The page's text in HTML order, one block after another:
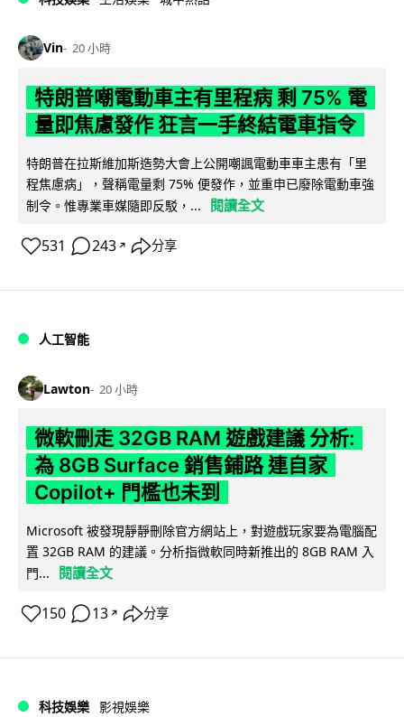
Vin 20 小時
特朗普嘲電動車主有里程病 剩 75% 電
量即焦慮發作 狂言一手終結電車指令
特朗普在拉斯維加斯造勢大會上公開嘲諷電動車車主患有「里
程焦慮病」，聲稱電量剩 75% 便發作，並重申已廢除電動車強
制令。惟專業車媒隨即反駁，...
閱讀全文
531 243 ↗ 分享
人工智能
Lawton 20 小時
微軟刪走 32GB RAM 遊戲建議 分析:
為 8GB Surface 銷售鋪路 連自家
Copilot+ 門檻也未到
Microsoft 被發現靜靜刪除官方網站上，對遊戲玩家要為電腦配
置 32GB RAM 的建議。分析指微軟同時新推出的 8GB RAM 入
門...
閱讀全文
150 13 ↗ 分享
科技娛樂 影視娛樂